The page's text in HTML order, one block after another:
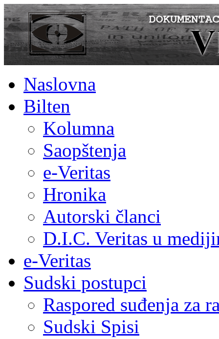
Naslovna
Bilten
Kolumna
Saopštenja
e-Veritas
Hronika
Autorski članci
D.I.C. Veritas u
e-Veritas
Sudski postupci
Raspored suđenja za
Sudski Spisi